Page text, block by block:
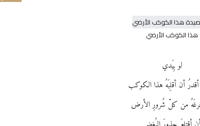
هذا الكوكب الأرضي
لو بِيَدي
أقدرُ أن أقلِبَهُ هذا الكوكب
من كلّ شُرورِ الأرض